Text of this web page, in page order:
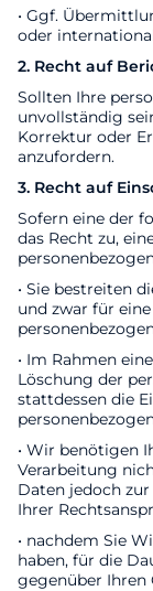
• Ggf.
oder
2. Recht auf
Sollten Ihre
unvollständig
Korrektur oder
anzufordern.
3. Recht auf
Sofern eine der
das Recht zu,
• Sie bestreiten
und zwar für
• Im Rahmen
Löschung der
stattdessen die
• Wir benötigen
Verarbeitung
Daten jedoch
Ihrer
• nachdem Sie
haben, für die
gegenüber Ihren